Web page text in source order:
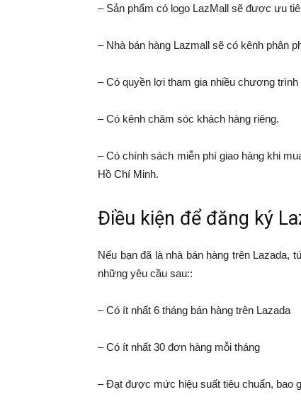
– Sản phẩm có logo LazMall sẽ được ưu
– Nhà bán hàng Lazmall sẽ có kênh phân
– Có quyền lợi tham gia nhiều chương
– Có kênh chăm sóc khách hàng riêng.
– Có chính sách miễn phí giao hàng khi
Hồ Chí Minh.
Điều kiện để đăng ký
Nếu bạn đã là nhà bán hàng trên Lazada,
những yêu cầu sau::
– Có ít nhất 6 tháng bán hàng trên Lazada
– Có ít nhất 30 đơn hàng mỗi tháng
– Đạt được mức hiệu suất tiêu chuẩn, bao